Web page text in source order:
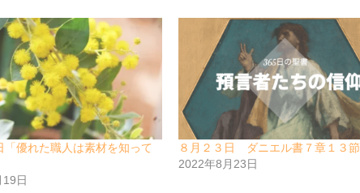
「優れた職人は素材を知って
日
８月２３日 ダニエル書７章１３節
2022年8月23日